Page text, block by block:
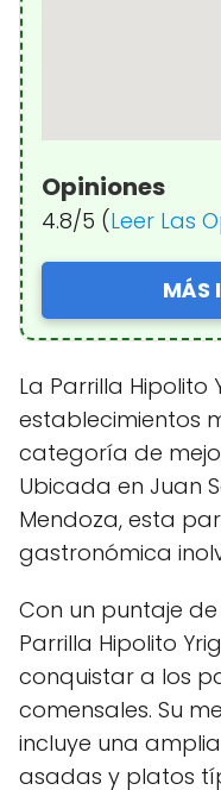
Opiniones
4.8/5 (Leer Las
MÁS
La Parrilla Hipolito
establecimientos
categoría de
Ubicada en Juan
Mendoza, esta
gastronómica
Con un puntaje
Parrilla Hipolito
conquistar a los
comensales. Su
incluye una
asadas y platos